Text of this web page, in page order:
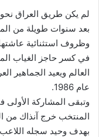
بعد سنوات طويلة من
وظروف استثنائية
في كسر حاجز الغياب
العالم ويعيد الجماهير
عام 1986.
وتبقى المشاركة
المنتخب خرج آنذاك من
بهدف وحيد سجله